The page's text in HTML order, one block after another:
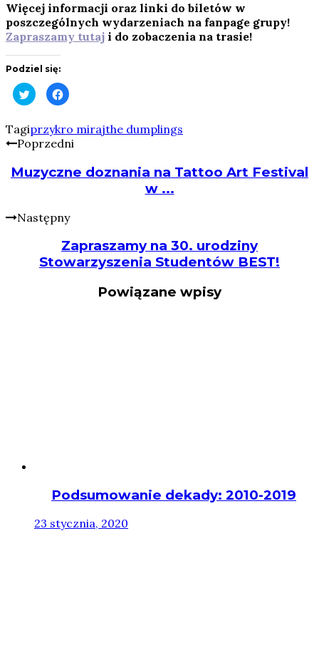
Więcej informacji oraz linki do biletów w
poszczególnych wydarzeniach na fanpage grupy!
Zapraszamy tutaj i do zobaczenia na trasie!
Podziel się:
Click
to
share
Twitter
(Opens
in
new
Click
to
Facebook
(Opens
in
new
Tagiprzykro mirajthe dumplings
Poprzedni
Muzyczne doznania na Tattoo Art Festival
w ...
Następny
Zapraszamy na 30. urodziny
Stowarzyszenia Studentów BEST!
Powiązane wpisy
Podsumowanie dekady: 2010-2019
23 stycznia, 2020